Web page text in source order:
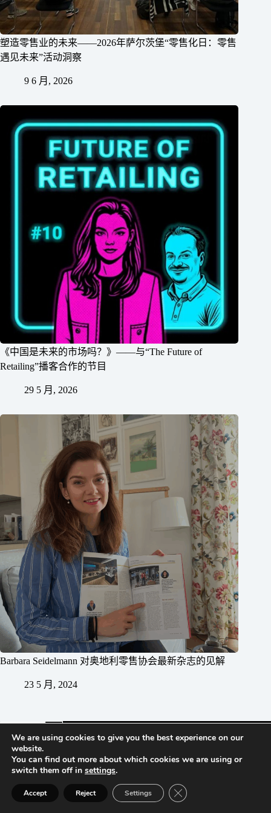
塑造零售业的未来——2026年萨尔茨堡“零售化日：零售
遇见未来”活动洞察
9 6 月, 2026
《中国是未来的市场吗？》——与“The Future of
Retailing”播客合作的节目
29 5 月, 2026
Barbara Seidelmann 对奥地利零售协会最新杂志的见解
23 5 月, 2024
Vienna | Beijing | Shanghai | Hong Kong | Riyadh
We are using cookies to give you the best experience on our
website.
You can find out more about which cookies we are using or
switch them off in settings.
Accept Reject Settings Close GDPR Cookie